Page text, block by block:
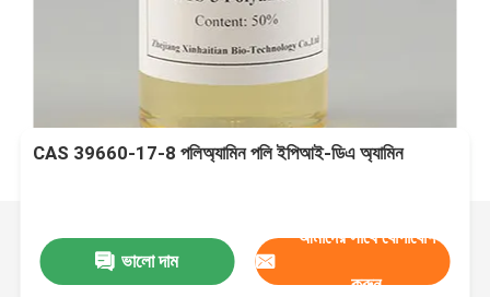
CAS 39660-17-8 পলিঅ্যামিন পলি ইপিআই-ডিএ অ্যামিন
ভালো দাম
আমাদের সাথে যোগাযোগ
করুন